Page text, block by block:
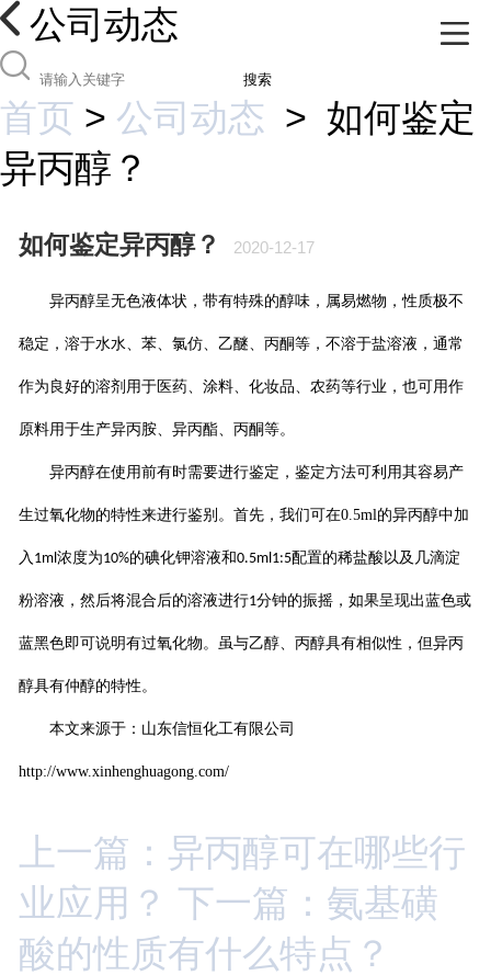
公司动态
搜索
首页 > 公司动态 > 如何鉴定
异丙醇？
如何鉴定异丙醇？ 2020-12-17
异丙醇呈无色液体状，带有特殊的醇味，属易燃物，性质极不
稳定，溶于水水、苯、氯仿、乙醚、丙酮等，不溶于盐溶液，通常
作为良好的溶剂用于医药、涂料、化妆品、农药等行业，也可用作
原料用于生产异丙胺、异丙酯、丙酮等。
异丙醇在使用前有时需要进行鉴定，鉴定方法可利用其容易产
生过氧化物的特性来进行鉴别。首先，我们可在0.5ml的异丙醇中加
入 1ml浓度为10%的碘化钾溶液和0.5ml1:5配置的稀盐酸以及几滴淀
粉溶液，然后将混合后的溶液进行1分钟的振摇，如果呈现出蓝色或
蓝黑色即可说明有过氧化物。虽与乙醇、丙醇具有相似性，但异丙
醇具有仲醇的特性。
本文来源于：山东信恒化工有限公司
http://www.xinhenghuagong.com/
上一篇：异丙醇可在哪些行
业应用？ 下一篇：氨基磺
酸的性质有什么特点？